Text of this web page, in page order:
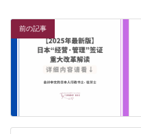
前の記事